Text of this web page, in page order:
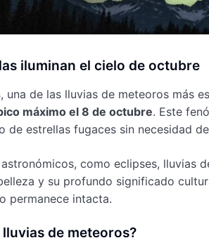
iluminan el cielo de octubre
, una de las lluvias de meteoros más
máximo el 8 de octubre. Este
de estrellas fugaces sin necesidad
como eclipses, lluvias
y su profundo significado
permanece intacta.
lluvias de meteoros?